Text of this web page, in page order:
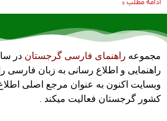
ادامه مطلب »
مجموعه راهنمای فارسی گرجستان
راهنمایی و اطلاع رسانی به زبان فارسی
وبسایت اکنون به عنوان مرجع اصلی
کشور گرجستان فعالیت میکند .